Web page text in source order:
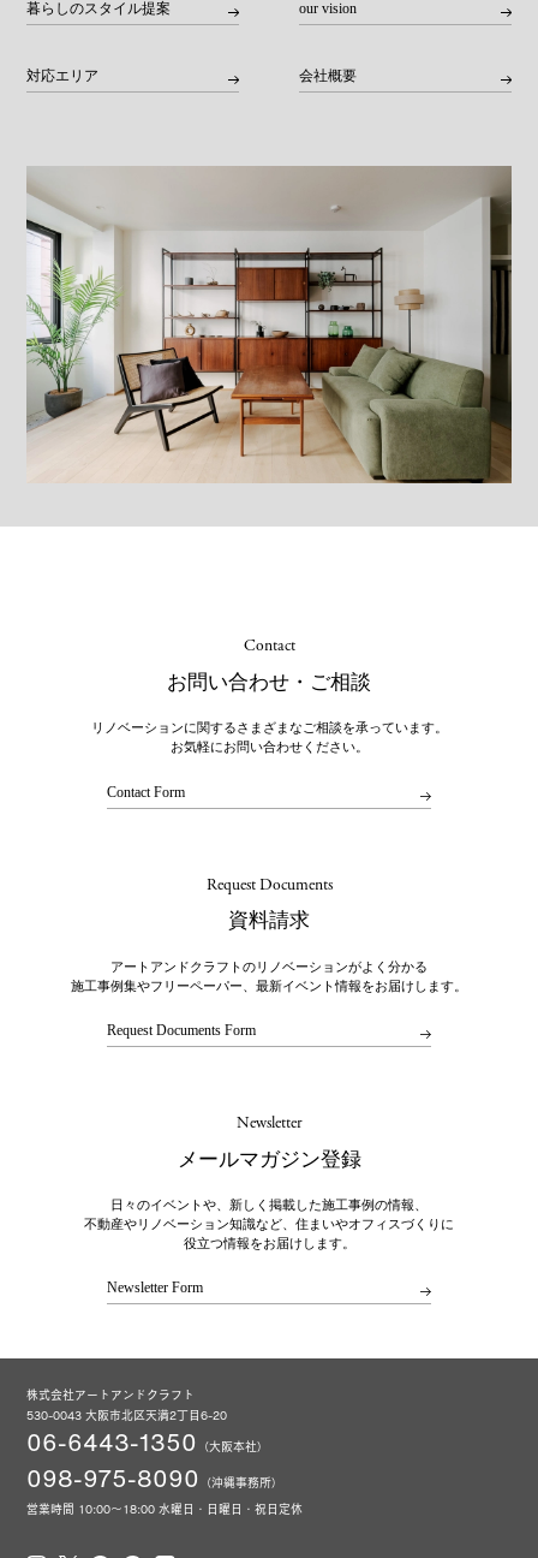
暮らしのスタイル提案 our vision
対応エリア 会社概要
Contact
お問い合わせ・ご相談
リノベーションに関するさまざまなご相談を承っています。
お気軽にお問い合わせください。
Contact Form
Request Documents
資料請求
アートアンドクラフトのリノベーションがよく分かる
施工事例集やフリーペーパー、最新イベント情報をお届けします。
Request Documents Form
Newsletter
メールマガジン登録
日々のイベントや、新しく掲載した施工事例の情報、
不動産やリノベーション知識など、住まいやオフィスづくりに
役立つ情報をお届けします。
Newsletter Form
株式会社アートアンドクラフト
530-0043 大阪市北区天満2丁目6-20
06-6443-1350 （大阪本社）
098-975-8090
（沖縄事務所）
営業時間 10:00～18:00 水曜日・日曜日・祝日定休